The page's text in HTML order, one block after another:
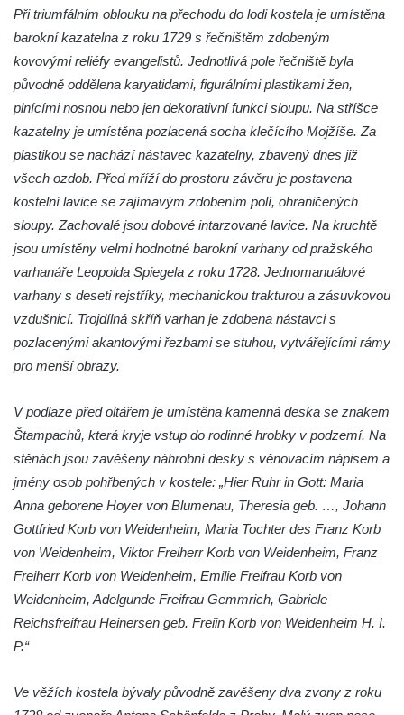
Hřbitovní kaple v Lobendavě
Kostel Navštívení Panny Marie v
Lobendavě
Márnice na bývalém hřbitově u kostela
Navštívení Panny Marie v Lobendavě
Kaple svaté Anny na Anenském vrchu u
Lobendavy
Kostel svaté Máří Magdalény v Krásné Lípě
Kostel Narození svatého Jana Křtitele v
Kamenickém Šenově
Kostel svatého Jiří v Jiříkově
Kostel svatého Jiří ve Chřibské
(Sienské) v Dolním Podluží
Kostel svatého Jiří v Horním Slavkově
Kaple Božího Těla u kostela svatého Jiří v
Horním Slavkově
Kostel svatého Jana Nepomuckého ve
Kostel Nanebevzetí Panny Marie v Novém
Boru
Kaple Nejsvětější Trojice v Nové Vsi (Ústí
Při triumfálním oblouku na přechodu do lodi kostela je umístěna
barokní kazatelna z roku 1729 s řečništěm zdobeným
kovovými reliéfy evangelistů. Jednotlivá pole řečniště byla
původně oddělena karyatidami, figurálními plastikami žen,
plnícími nosnou nebo jen dekorativní funkci sloupu. Na stříšce
kazatelny je umístěna pozlacená socha klečícího Mojžíše. Za
plastikou se nachází nástavec kazatelny, zbavený dnes již
všech ozdob. Před mříží do prostoru závěru je postavena
kostelní lavice se zajímavým zdobením polí, ohraničených
sloupy. Zachovalé jsou dobové intarzované lavice. Na kruchtě
jsou umístěny velmi hodnotné barokní varhany od pražského
varhanáře Leopolda Spiegela z roku 1728. Jednomanuálové
varhany s deseti rejstříky, mechanickou trakturou a zásuvkovou
vzdušnicí. Trojdílná skříň varhan je zdobena nástavci s
pozlacenými akantovými řezbami se stuhou, vytvářejícími rámy
pro menší obrazy.
V podlaze před oltářem je umístěna kamenná deska se znakem
Štampachů, která kryje vstup do rodinné hrobky v podzemí. Na
stěnách jsou zavěšeny náhrobní desky s věnovacím nápisem a
jmény osob pohřbených v kostele: „Hier Ruhr in Gott: Maria
Anna geborene Hoyer von Blumenau, Theresia geb. …, Johann
Gottfried Korb von Weidenheim, Maria Tochter des Franz Korb
von Weidenheim, Viktor Freiherr Korb von Weidenheim, Franz
Freiherr Korb von Weidenheim, Emilie Freifrau Korb von
Weidenheim, Adelgunde Freifrau Gemmrich, Gabriele
Reichsfreifrau Heinersen geb. Freiin Korb von Weidenheim H. I.
P.“
Ve věžích kostela bývaly původně zavěšeny dva zvony z roku